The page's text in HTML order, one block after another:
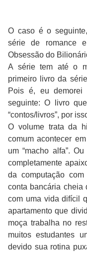
O caso é o
série de romance
Obsessão do
A série tem até o
primeiro livro da
Pois é, eu
seguinte: O livro
“contos/livros”, por
O volume trata da
comum acontecer
um “macho alfa”.
completamente
da computação
conta bancária cheia
com uma vida difícil
apartamento que
moça trabalha no
muitos estudantes
devido sua rotina